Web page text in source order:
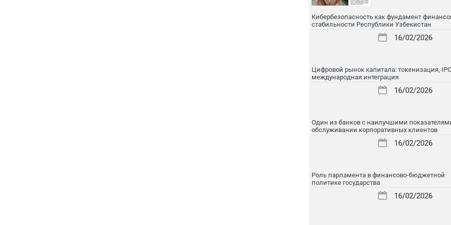
Кибербезопасность как фундамент
стабильности Республики Узбекистан
16/02/2026
Цифровой рынок капитала: токенизация,
международная интеграция
16/02/2026
Один из банков с наилучшими
обслуживании корпоративных клиентов
16/02/2026
Роль парламента в финансово-бюджетной
политике государства
16/02/2026